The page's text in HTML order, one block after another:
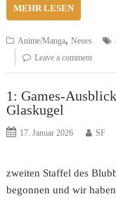
MEHR LESEN
Anime/Manga,Neues
Leave a comment
1: Games-
Glaskugel
17. Januar 2026 SF
zweiten Staffel des
begonnen und wir